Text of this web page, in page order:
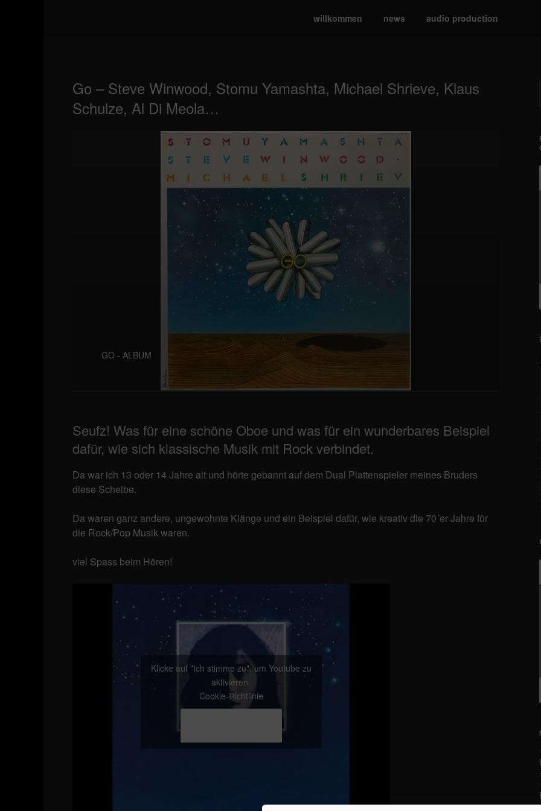
willkommen news audio production
Go – Steve Winwood, Stomu Yamashta, Michael Shrieve, Klaus
Schulze, Al Di Meola…
GO - ALBUM
Seufz! Was für eine schöne Oboe und was für ein wunderbares Beispiel
dafür, wie sich klassische Musik mit Rock verbindet.
Da war ich 13 oder 14 Jahre alt und hörte gebannt auf dem Dual Plattenspieler meines Bruders
diese Scheibe.
Da waren ganz andere, ungewohnte Klänge und ein Beispiel dafür, wie kreativ die 70´er Jahre für
die Rock/Pop Musik waren.
viel Spass beim Hören!
Klicke auf "Ich stimme zu", um Youtube zu
aktivieren
Cookie-Richtlinie